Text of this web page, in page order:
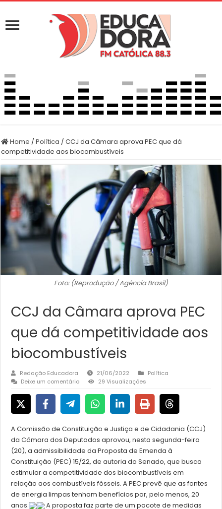
Home /Política /CCJ da Câmara aprova PEC que dá
competitividade aos biocombustíveis
Foto: (Reprodução / Agência Brasil)
CCJ da Câmara aprova PEC
que dá competitividade aos
biocombustíveis
Redação Educadora 21/06/2022
Política
Deixe um comentário
29 Visualizações
A Comissão de Constituição e Justiça e de Cidadania (CCJ)
da Câmara dos Deputados aprovou, nesta segunda-feira
(20), a admissibilidade da Proposta de Emenda à
Constituição (PEC) 15/22, de autoria do Senado, que busca
estimular a competitividade dos biocombustíveis em
relação aos combustíveis fósseis. A PEC prevê que as fontes
de energia limpas tenham benefícios por, pelo menos, 20
anos.
A proposta faz parte de um pacote de medidas